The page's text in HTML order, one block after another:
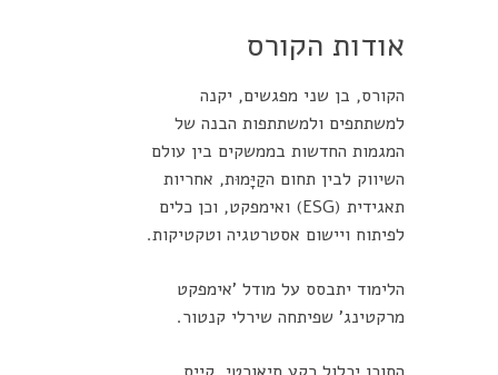
אודות הקורס
הקורס, בן שני מפגשים, יקנה
למשתתפים ולמשתתפות הבנה של
המגמות החדשות בממשקים בין עולם
השיווק לבין תחום הקַיָּמוּת, אחריות
תאגידית (ESG) ואימפקט, וכן כלים
לפיתוח ויישום אסטרטגיה וטקטיקות.
הלימוד יתבסס על מודל 'אימפקט
מרקטינג' שפיתחה שירלי קנטור.